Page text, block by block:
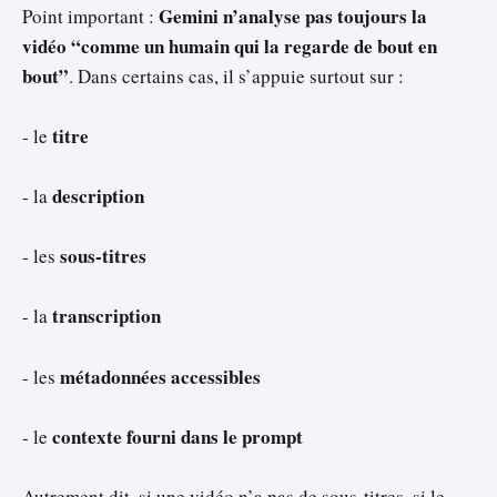
Point important : Gemini n’analyse pas toujours la
vidéo “comme un humain qui la regarde de bout en
bout”. Dans certains cas, il s’appuie surtout sur :
- le titre
- ladescription
- les sous-titres
- latranscription
- les métadonnées accessibles
- le contexte fourni dans le prompt